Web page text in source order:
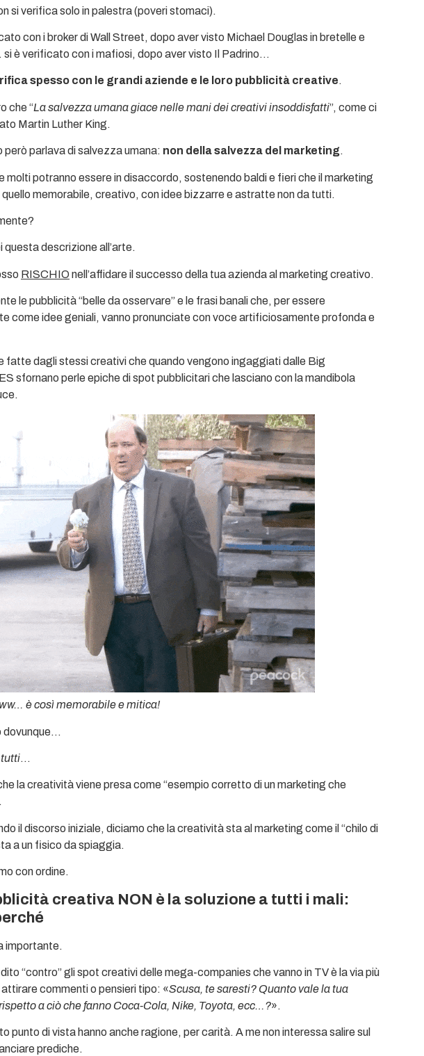
si verifica solo in palestra (poveri stomaci).
con i broker di Wall Street, dopo aver visto Michael Douglas in bretelle e
è verificato con i mafiosi, dopo aver visto Il Padrino…
spesso con le grandi aziende e le loro pubblicità creative.
che “La salvezza umana giace nelle mani dei creativi insoddisfatti”, come ci
Martin Luther King.
però parlava di salvezza umana: non della salvezza del marketing.
molti potranno essere in disaccordo, sostenendo baldi e fieri che il marketing
quello memorabile, creativo, con idee bizzarre e astratte non da tutti.
questa descrizione all’arte.
RISCHIO nell’affidare il successo della tua azienda al marketing creativo.
le pubblicità “belle da osservare” e le frasi banali che, per essere
come idee geniali, vanno pronunciate con voce artificiosamente profonda e
fatte dagli stessi creativi che quando vengono ingaggiati dalle Big
sfornano perle epiche di spot pubblicitari che lasciano con la mandibola
è così memorabile e mitica!
dovunque…
tutti…
la creatività viene presa come “esempio corretto di un marketing che
il discorso iniziale, diciamo che la creatività sta al marketing come il “chilo di
a un fisico da spiaggia.
con ordine.
creativa NON è la soluzione a tutti i mali:
importante.
“contro” gli spot creativi delle mega-companies che vanno in TV è la via più
attirare commenti o pensieri tipo: «Scusa, te saresti? Quanto vale la tua
a ciò che fanno Coca-Cola, Nike, Toyota, ecc…?».
punto di vista hanno anche ragione, per carità. A me non interessa salire sul
prediche.